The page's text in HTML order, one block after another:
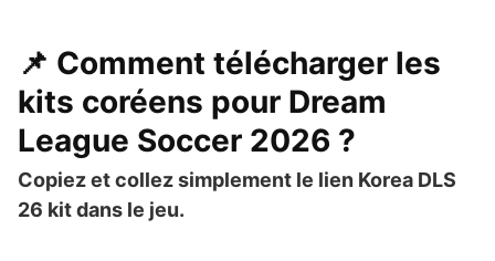
📌 Comment télécharger les
kits coréens pour Dream
League Soccer 2026 ?
Copiez et collez simplement le lien Korea DLS
26 kitdans le jeu.